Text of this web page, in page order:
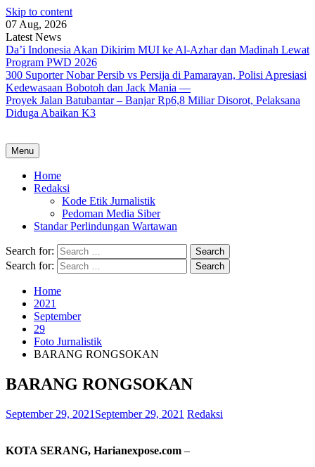
Skip to content
07 Aug, 2026
Latest News
Da’i Indonesia Akan Dikirim MUI ke Al-Azhar dan Madinah Lewat
Program PWD 2026
300 Suporter Nobar Persib vs Persija di Pamarayan, Polisi Apresiasi
Kedewasaan Bobotoh dan Jack Mania —
Proyek Jalan Batubantar – Banjar Rp6,8 Miliar Disorot, Pelaksana
Diduga Abaikan K3
Menu
Home
Redaksi
Kode Etik Jurnalistik
Pedoman Media Siber
Standar Perlindungan Wartawan
Search for:
Search for:
Home
2021
September
29
Foto Jurnalistik
BARANG RONGSOKAN
BARANG RONGSOKAN
September 29, 2021 September 29, 2021 Redaksi
KOTA SERANG, Harianexpose.com –